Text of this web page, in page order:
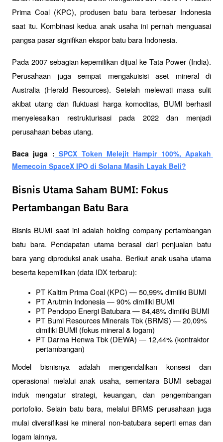
Prima Coal (KPC), produsen batu bara terbesar Indonesia
saat itu. Kombinasi kedua anak usaha ini pernah menguasai
pangsa pasar signifikan ekspor batu bara Indonesia.
Pada 2007 sebagian kepemilikan dijual ke Tata Power (India).
Perusahaan juga sempat mengakuisisi aset mineral di
Australia (Herald Resources). Setelah melewati masa sulit
akibat utang dan fluktuasi harga komoditas, BUMI berhasil
menyelesaikan restrukturisasi pada 2022 dan menjadi
perusahaan bebas utang.
Baca juga : SPCX Token Melejit Hampir 100%, Apakah
Memecoin SpaceX IPO di Solana Masih Layak Beli?
Bisnis Utama Saham BUMI: Fokus
Pertambangan Batu Bara
Bisnis BUMI saat ini adalah holding company pertambangan
batu bara. Pendapatan utama berasal dari penjualan batu
bara yang diproduksi anak usaha. Berikut anak usaha utama
beserta kepemilikan (data IDX terbaru):
PT Kaltim Prima Coal (KPC) — 50,99% dimiliki BUMI
PT Arutmin Indonesia — 90% dimiliki BUMI
PT Pendopo Energi Batubara — 84,48% dimiliki BUMI
PT Bumi Resources Minerals Tbk (BRMS) — 20,09%
dimiliki BUMI (fokus mineral & logam)
PT Darma Henwa Tbk (DEWA) — 12,44% (kontraktor
pertambangan)
Model bisnisnya adalah mengendalikan konsesi dan
operasional melalui anak usaha, sementara BUMI sebagai
induk mengatur strategi, keuangan, dan pengembangan
portofolio. Selain batu bara, melalui BRMS perusahaan juga
mulai diversifikasi ke mineral non-batubara seperti emas dan
logam lainnya.